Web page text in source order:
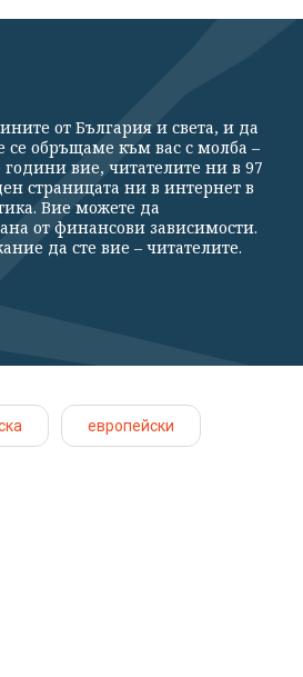
от България и света, и да
се обръщаме към вас с молба –
вие, читателите ни в 97
страницата ни в интернет в
Вие можете да
от финансови зависимости.
да сте вие – читателите.
европейски